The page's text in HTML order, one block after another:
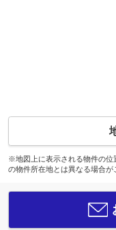
※地図上に表示される物件の位
の物件所在地とは異なる場合が